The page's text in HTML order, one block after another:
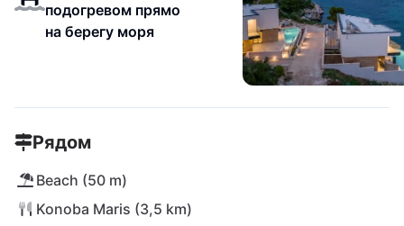
подогревом прямо
на берегу моря
Рядом
Beach (50 m)
Konoba Maris (3,5 km)